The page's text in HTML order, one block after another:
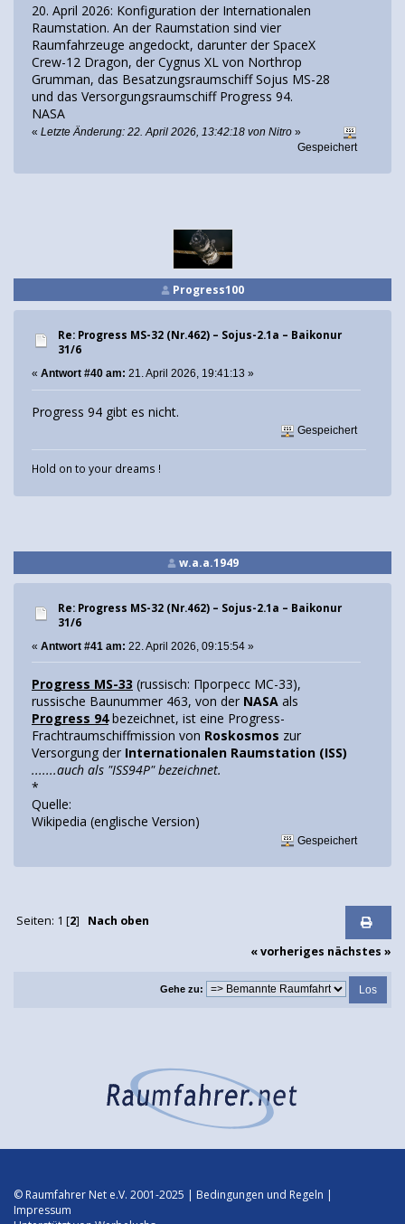
20. April 2026: Konfiguration der Internationalen
Raumstation. An der Raumstation sind vier
Raumfahrzeuge angedockt, darunter der SpaceX
Crew-12 Dragon, der Cygnus XL von Northrop
Grumman, das Besatzungsraumschiff Sojus MS-28
und das Versorgungsraumschiff Progress 94.
NASA
« Letzte Änderung: 22. April 2026, 13:42:18 von Nitro »
Gespeichert
Progress100
Re: Progress MS-32 (Nr.462) – Sojus-2.1а – Baikonur
31/6
« Antwort #40 am: 21. April 2026, 19:41:13 »
Progress 94 gibt es nicht.
Gespeichert
Hold on to your dreams !
w.a.a.1949
Re: Progress MS-32 (Nr.462) – Sojus-2.1а – Baikonur
31/6
« Antwort #41 am: 22. April 2026, 09:15:54 »
Progress MS-33 (russisch: Прогресс МС-33),
russische Baunummer 463, von der NASA als
Progress 94bezeichnet, ist eine Progress-
Frachtraumschiffmission von Roskosmos zur
Versorgung der Internationalen Raumstation (ISS)
.......auch als "ISS94P" bezeichnet.
*
Quelle:
Wikipedia (englische Version)
Gespeichert
Seiten: 1 [2] Nach oben
« vorheriges nächstes »
Gehe zu:
© Raumfahrer Net e.V. 2001-2025 | Bedingungen und Regeln |
Impressum